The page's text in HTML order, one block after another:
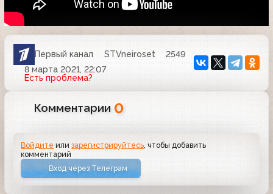
Первый канал STVneiroset
2549
8 марта 2021, 22:07
Есть проблема?
Комментарии 0
Войдите илизарегистрируйтесь , чтобы добавить
комментарий
Вход через Телеграм